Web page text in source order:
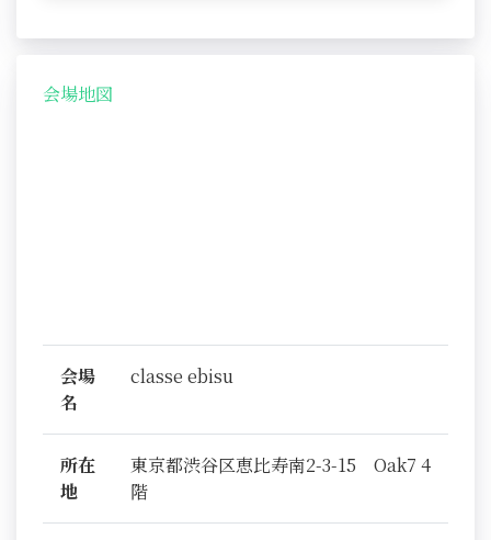
会場地図
会場
名
classe ebisu
所在
地
東京都渋谷区恵比寿南2-3-15 Oak7 4
階